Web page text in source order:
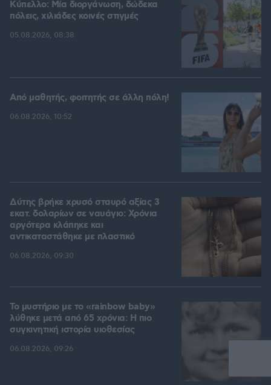
Kύπελλο: Μία διοργάνωση, δώδεκα
πόλεις, χιλιάδες κοινές στιγμές
05.08.2026, 08:38
Από μαθητής, φοιτητής σε άλλη πόλη!
06.08.2026, 10:52
Δύτης βρήκε χρυσό σταυρό αξίας 3
εκατ. δολαρίων σε ναυάγιο: Χρόνια
αργότερα κλάπηκε και
αντικαταστάθηκε με πλαστικό
06.08.2026, 09:30
Το μυστήριο με το «rainbow baby»
λύθηκε μετά από 65 χρόνια: Η πιο
συγκινητική ιστορία υιοθεσίας
06.08.2026, 09:26